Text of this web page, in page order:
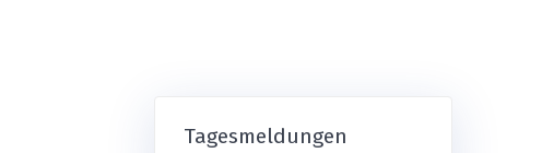
Tagesmeldungen